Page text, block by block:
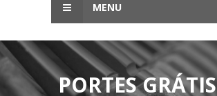
MENU
PORTES GRÁTIS